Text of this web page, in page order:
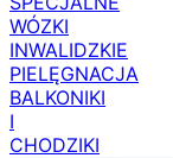
WÓZKI
INWALIDZKIE
PIELĘGNACJA
BALKONIKI
I
CHODZIKI